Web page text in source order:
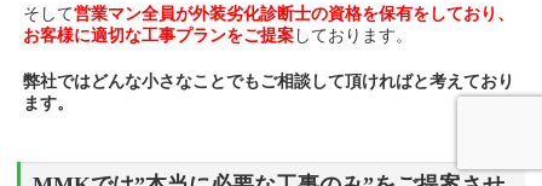
そして営業マン全員が外装劣化診断士の資格を保有をしており、
お客様に適切な工事プランをご提案しております。
弊社ではどんな小さなことでもご相談して頂ければと考えており
ます。